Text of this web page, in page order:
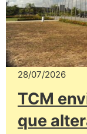
28/07/2026
TCM
que